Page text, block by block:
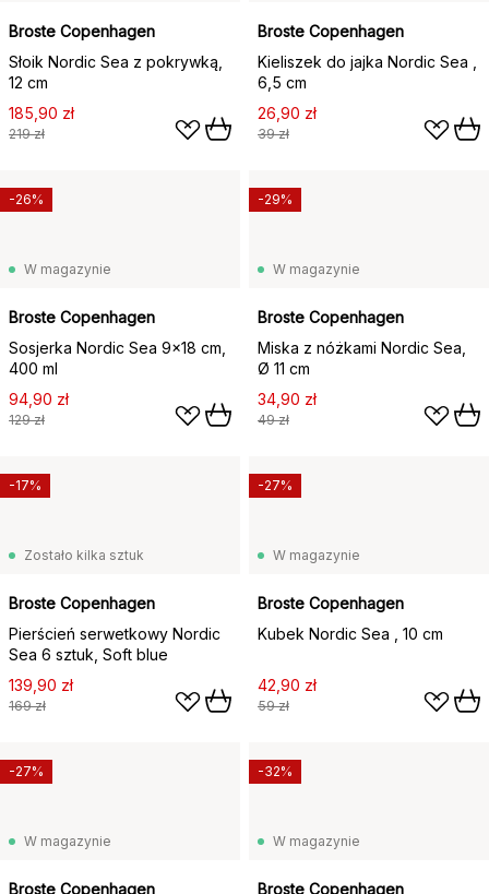
Broste Copenhagen
Słoik Nordic Sea z pokrywką,
12 cm
185,90 zł
219 zł
Broste Copenhagen
Kieliszek do jajka Nordic Sea ,
6,5 cm
26,90 zł
39 zł
W magazynie
Broste Copenhagen
Sosjerka Nordic Sea 9x18 cm,
400 ml
94,90 zł
129 zł
-26%
W magazynie
Broste Copenhagen
Miska z nóżkami Nordic Sea,
Ø 11 cm
34,90 zł
49 zł
-29%
Zostało kilka sztuk
Broste Copenhagen
Pierścień serwetkowy Nordic
Sea 6 sztuk, Soft blue
139,90 zł
169 zł
-17%
W magazynie
Broste Copenhagen
Kubek Nordic Sea , 10 cm
42,90 zł
59 zł
-27%
W magazynie
Broste Copenhagen
-27%
W magazynie
Broste Copenhagen
-32%